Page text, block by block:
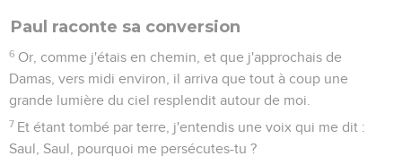
Paul raconte sa conversion
6 Or, comme j'étais en chemin, et que j'approchais de
Damas, vers midi environ, il arriva que tout à coup une
grande lumière du ciel resplendit autour de moi.
7 Et étant tombé par terre, j'entendis une voix qui me dit :
Saul, Saul, pourquoi me persécutes-tu ?